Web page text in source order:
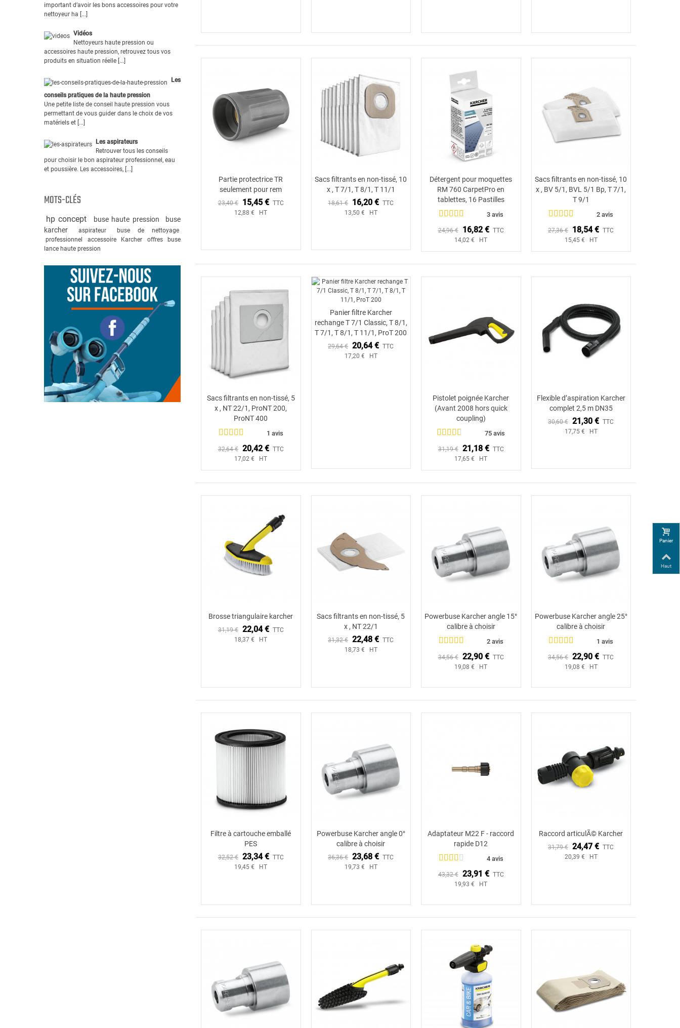
important d’avoir les bons accessoires pour votre
nettoyeur ha [...]
Vidéos
Nettoyeurs haute pression ou
accessoires haute pression, retrouvez tous vos
produits en situation réelle [...]
Les
conseils pratiques de la haute pression
Une petite liste de conseil haute pression vous
permettant de vous guider dans le choix de vos
matériels et [...]
Les aspirateurs
Retrouver tous les conseils
pour choisir le bon aspirateur professionnel, eau
et poussière. Les accessoires, [...]
MOTS-CLÉS
hp concept buse haute pression
buse
karcher
aspirateur
buse de nettoyage
professionnel
accessoire Karcher offres
buse
lance haute pression
Ajouter au panier
Partie protectrice TR
seulement pour rem
23,40 € 15,45 € TTC
12,88 € HT
Sacs filtrants en non-tissé, 10
x , T 7/1, T 8/1, T 11/1
18,61 € 16,20 € TTC
13,50 € HT
Ajouter au panier
Détergent pour moquettes
RM 760 CarpetPro en
tablettes, 16 Pastilles
3 avis
24,96 € 16,82 € TTC
14,02 € HT
Ajouter au panier
Sacs filtrants en non-tissé, 10
x , BV 5/1, BVL 5/1 Bp, T 7/1,
T 9/1
2 avis
27,36 € 18,54 € TTC
15,45 € HT
Ajouter au panier
Sacs filtrants en non-tissé, 5
x , NT 22/1, ProNT 200,
ProNT 400
1 avis
32,64 € 20,42 € TTC
17,02 € HT
Ajouter au panier
Panier filtre Karcher
rechange T 7/1 Classic, T 8/1,
T 7/1, T 8/1, T 11/1, ProT 200
29,64 € 20,64 € TTC
17,20 € HT
Ajouter au panier
Pistolet poignée Karcher
(Avant 2008 hors quick
coupling)
75 avis
31,19 € 21,18 € TTC
17,65 € HT
Ajouter au panier
Flexible d’aspiration Karcher
complet 2,5 m DN35
30,60 € 21,30 € TTC
17,75 € HT
Brosse triangulaire karcher
31,19 € 22,04 € TTC
18,37 € HT
Sacs filtrants en non-tissé, 5
x , NT 22/1
31,32 € 22,48 € TTC
18,73 € HT
Ajouter au panier
Powerbuse Karcher angle 15°
calibre à choisir
2 avis
34,56 € 22,90 € TTC
19,08 € HT
Ajouter au panier
Powerbuse Karcher angle 25°
calibre à choisir
1 avis
34,56 € 22,90 € TTC
19,08 € HT
Ajouter au panier
Filtre à cartouche emballé
PES
32,52 € 23,34 € TTC
19,45 € HT
Ajouter au panier
Powerbuse Karcher angle 0°
calibre à choisir
36,36 € 23,68 € TTC
19,73 € HT
Ajouter au panier
Adaptateur M22 F - raccord
rapide D12
4 avis
43,32 € 23,91 € TTC
19,93 € HT
Ajouter au panier
Raccord articulÃ© Karcher
31,79 € 24,47 € TTC
20,39 € HT
Panier
Haut